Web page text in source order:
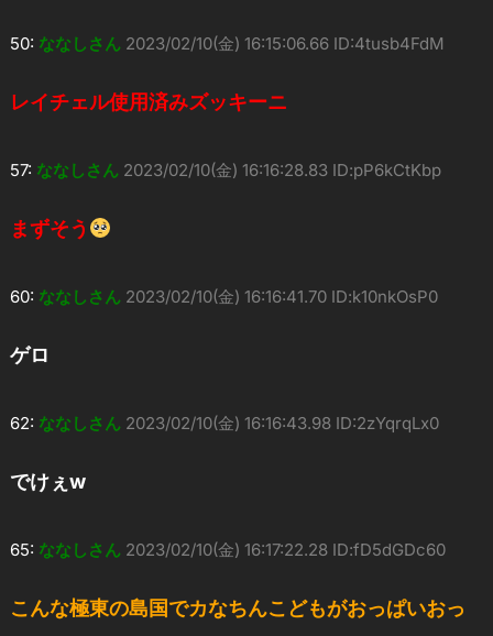
50: ななしさん 2023/02/10(金) 16:15:06.66 ID:4tusb4FdM
レイチェル使用済みズッキーニ
57: ななしさん 2023/02/10(金) 16:16:28.83 ID:pP6kCtKbp
まずそう
60: ななしさん 2023/02/10(金) 16:16:41.70 ID:k10nkOsP0
ゲロ
62: ななしさん 2023/02/10(金) 16:16:43.98 ID:2zYqrqLx0
でけぇw
65: ななしさん 2023/02/10(金) 16:17:22.28 ID:fD5dGDc60
こんな極東の島国でカなちんこどもがおっぱいおっ